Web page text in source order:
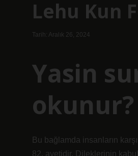
Lehu Kun
Tarih: Aralık 26, 2024
Yasin
okunur?
Bu bağlamda insanların
82. ayetidir. Dileklerinin